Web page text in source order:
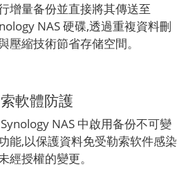
增量备份並直接將其傳送至
NAS 硬碟,透過重複資料刪
壓縮技術節省存储空間。
軟體防護
NAS 中啟用备份不可變
能,以保護資料免受勒索软件感染
經授權的變更。